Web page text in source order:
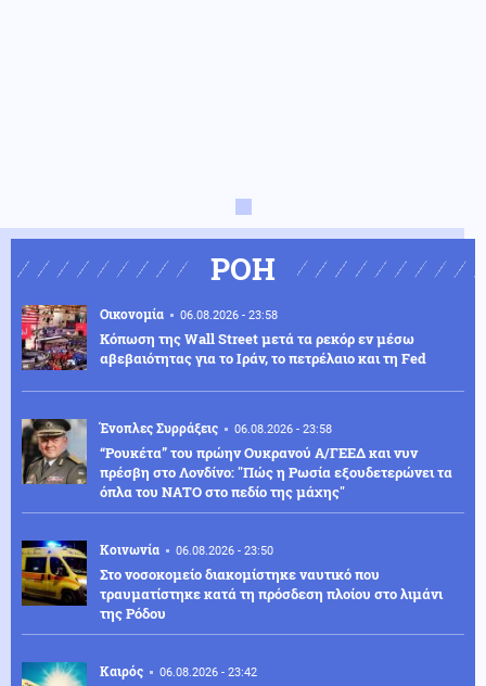
ΡΟΗ
Οικονομία 06.08.2026 - 23:58
Κόπωση της Wall Street μετά τα ρεκόρ εν μέσω
αβεβαιότητας για το Ιράν, το πετρέλαιο και τη Fed
Ένοπλες Συρράξεις 06.08.2026 - 23:58
“Ρουκέτα” του πρώην Ουκρανού Α/ΓΕΕΔ και νυν
πρέσβη στο Λονδίνο: "Πώς η Ρωσία εξουδετερώνει τα
όπλα του ΝΑΤΟ στο πεδίο της μάχης"
Κοινωνία 06.08.2026 - 23:50
Στο νοσοκομείο διακομίστηκε ναυτικό που
τραυματίστηκε κατά τη πρόσδεση πλοίου στο λιμάνι
της Ρόδου
Καιρός 06.08.2026 - 23:42